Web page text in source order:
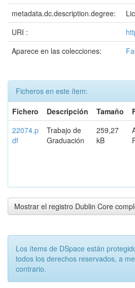
metadata.dc.description.degree:
URI :
Aparece en las colecciones:
Ficheros en este ítem:
Fichero
Descripción Tamaño
22074.p
df
Trabajo de
Graduación
259,27
kB
Mostrar el registro Dublin Core
Los ítems de DSpace están
todos los derechos reservados, a
contrario.